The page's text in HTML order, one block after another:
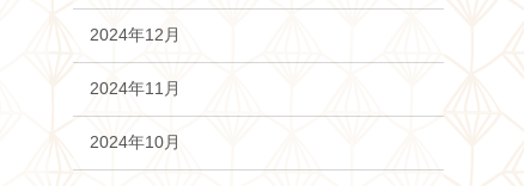
2024年12月
2024年11月
2024年10月